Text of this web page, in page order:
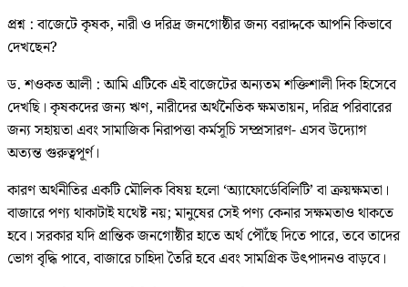
প্রশ্ন : বাজেটে কৃষক, নারী ও দরিদ্র জনগোষ্ঠীর জন্য বরাদ্দকে আপনি কিভাবে
দেখছেন?
ড. শওকত আলী : আমি এটিকে এই বাজেটের অন্যতম শক্তিশালী দিক হিসেবে
দেখছি। কৃষকদের জন্য ঋণ, নারীদের অর্থনৈতিক ক্ষমতায়ন, দরিদ্র পরিবারের
জন্য সহায়তা এবং সামাজিক নিরাপত্তা কর্মসূচি সম্প্রসারণ- এসব উদ্যোগ
অত্যন্ত গুরুত্বপূর্ণ।
কারণ অর্থনীতির একটি মৌলিক বিষয় হলো ‘অ্যাফোর্ডেবিলিটি’ বা ক্রয়ক্ষমতা।
বাজারে পণ্য থাকাটাই যথেষ্ট নয়; মানুষের সেই পণ্য কেনার সক্ষমতাও থাকতে
হবে। সরকার যদি প্রান্তিক জনগোষ্ঠীর হাতে অর্থ পৌঁছে দিতে পারে, তবে তাদের
ভোগ বৃদ্ধি পাবে, বাজারে চাহিদা তৈরি হবে এবং সামগ্রিক উৎপাদনও বাড়বে।